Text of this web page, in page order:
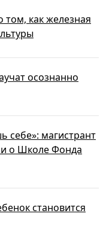
как железная
осознанно
себе»: магистрант
о Школе Фонда
становится